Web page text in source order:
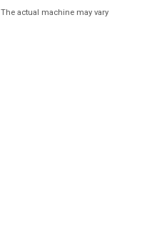
actual machine may vary